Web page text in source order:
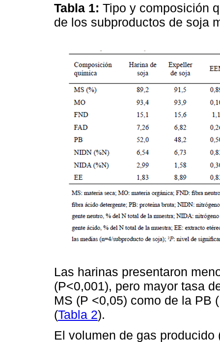
Tabla 1: Tipo y composición
de los subproductos de soja
Las harinas presentaron
(P<0,001), pero mayor tasa
MS (P <0,05) como de la PB
(Tabla 2).
El volumen de gas